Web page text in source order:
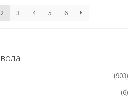
2 3 4 5 6
(903)
(6)